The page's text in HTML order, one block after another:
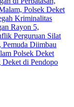
Polsek Deket
Kriminalitas
Rayon 5,
Perguruan Silat
Pemuda Diimbau
Polsek Deket
di Pendopo